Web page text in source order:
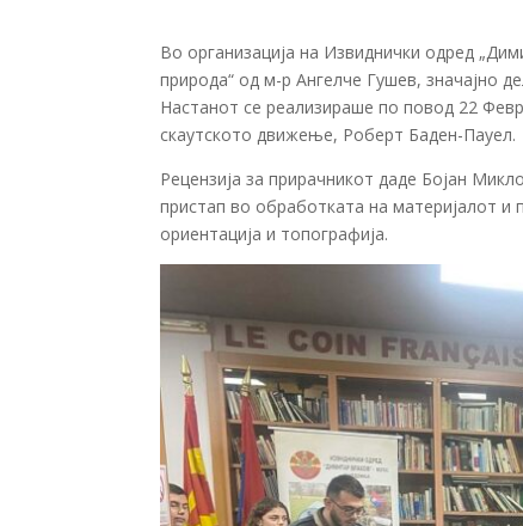
Во организација на Извиднички одред
природа“ од м-рАнгелче Гушев, значајно
Настанот се реализираше по повод 22
скаутското движење, Роберт Баден-Пауел.
Рецензија за прирачникот даде Бојан
пристап во обработката на материјалот
ориентација и топографија.